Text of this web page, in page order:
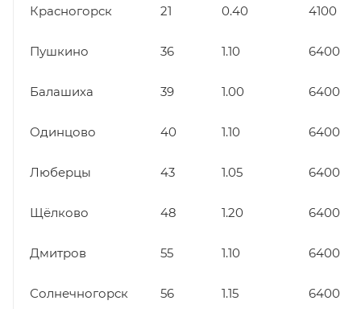
Красногорск 21 0.40 4100
Пушкино 36 1.10 6400
Балашиха 39 1.00 6400
Одинцово 40 1.10 6400
Люберцы 43 1.05 6400
Щёлково 48 1.20 6400
Дмитров 55 1.10 6400
Солнечногорск 56 1.15 6400